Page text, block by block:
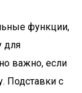
функции,
для
важно, если
Подставки с